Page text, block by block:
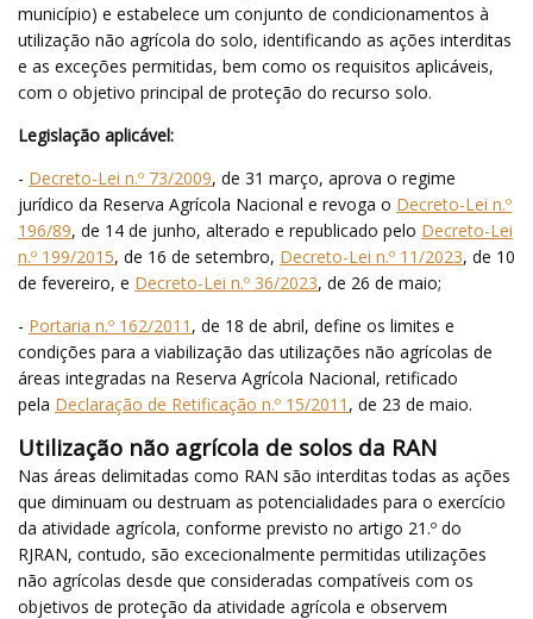
município) e estabelece um conjunto de condicionamentos à
utilização não agrícola do solo, identificando as ações interditas
e as exceções permitidas, bem como os requisitos aplicáveis,
com o objetivo principal de proteção do recurso solo.
Legislação aplicável:
- Decreto-Lei n.º 73/2009, de 31 março, aprova o regime
jurídico da Reserva Agrícola Nacional e revoga o Decreto-Lei n.º
196/89, de 14 de junho, alterado e republicado pelo Decreto-Lei
n.º 199/2015, de 16 de setembro, Decreto-Lei n.º 11/2023, de 10
de fevereiro, e Decreto-Lei n.º 36/2023, de 26 de maio;
- Portaria n.º 162/2011 , de 18 de abril, define os limites e
condições para a viabilização das utilizações não agrícolas de
áreas integradas na Reserva Agrícola Nacional, retificado
pela Declaração de Retificação n.º 15/2011 , de 23 de maio.
Utilização não agrícola de solos da RAN
Nas áreas delimitadas como RAN são interditas todas as ações
que diminuam ou destruam as potencialidades para o exercício
da atividade agrícola, conforme previsto no artigo 21.º do
RJRAN, contudo, são excecionalmente permitidas utilizações
não agrícolas desde que consideradas compatíveis com os
objetivos de proteção da atividade agrícola e observem